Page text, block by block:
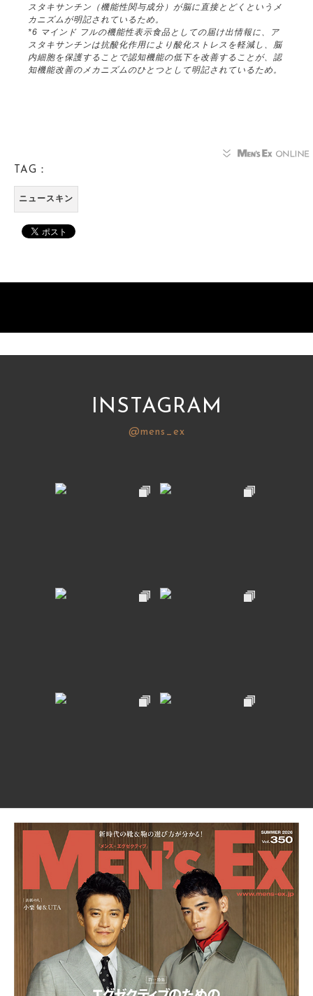
スタキサンチン（機能性関与成分）が脳に直接とどくというメ
カニズムが明記されているため。
*6 マインド フルの機能性表示食品としての届け出情報に、ア
スタキサンチンは抗酸化作用により酸化ストレスを軽減し、脳
内細胞を保護することで認知機能の低下を改善することが、認
知機能改善のメカニズムのひとつとして明記されているため。
TAG：
ニュースキン
INSTAGRAM
@mens_ex